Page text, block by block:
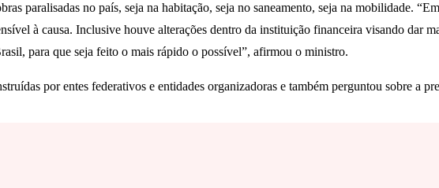
paralisadas no país, seja na habitação, seja no saneamento, seja na mobilidade.
à causa. Inclusive houve alterações dentro da instituição financeira visando dar
para que seja feito o mais rápido o possível”, afirmou o ministro.
por entes federativos e entidades organizadoras e também perguntou sobre a